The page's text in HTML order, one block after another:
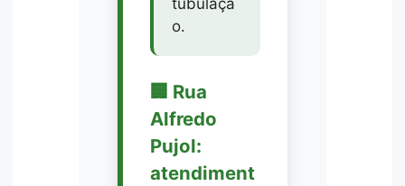
tubulaçã
o.
🏢 Rua
Alfredo
Pujol:
atendiment